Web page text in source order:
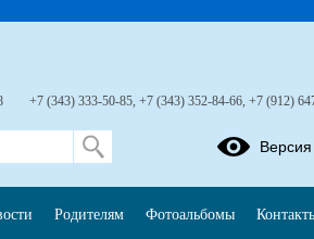
+7 (343) 333-50-85, +7 (343) 352-84-66, +7 (912)
Родителям Фотоальбомы